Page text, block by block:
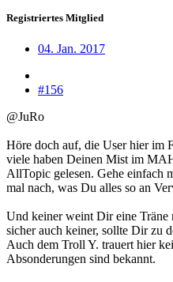
Registriertes Mitglied
04. Jan. 2017
#156
@JuRo
Höre doch auf, die User hier im
viele haben Deinen Mist im
AllTopic gelesen. Gehe einfach
mal nach, was Du alles so an
Und keiner weint Dir eine
sicher auch keiner, sollte Dir zu
Auch dem Troll Y. trauert hier
Absonderungen sind bekannt.